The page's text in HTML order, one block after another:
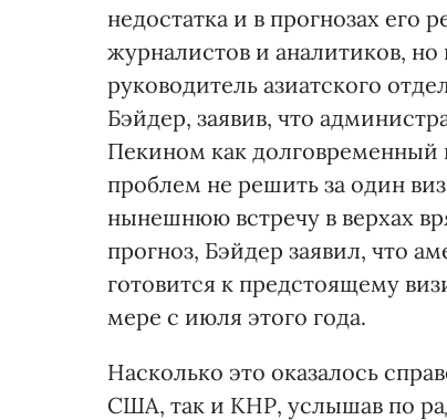
недостатка и в прогнозах его
журналистов и аналитиков, но
руководитель азиатского
Бэйдер, заявив, что
Пекином как долговременный
проблем не решить за один
нынешнюю встречу в верхах
прогноз, Бэйдер заявил, что
готовится к предстоящему
мере с июля этого года.
Насколько это оказалось
США, так и КНР, услышав по